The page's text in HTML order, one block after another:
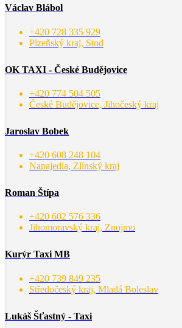
Václav Blábol
+420 728 335 929
Plzeňský kraj, Stod
OK TAXI - České Budějovice
+420 774 504 505
České Budějovice, Jihočeský kraj
Jaroslav Bobek
+420 608 248 104
Napajedla, Zlínský kraj
Roman Štípa
+420 602 576 336
Jihomoravský kraj, Znojmo
Kurýr Taxi MB
+420 739 849 235
Středočeský kraj, Mladá Boleslav
Lukáš Šťastný - Taxi